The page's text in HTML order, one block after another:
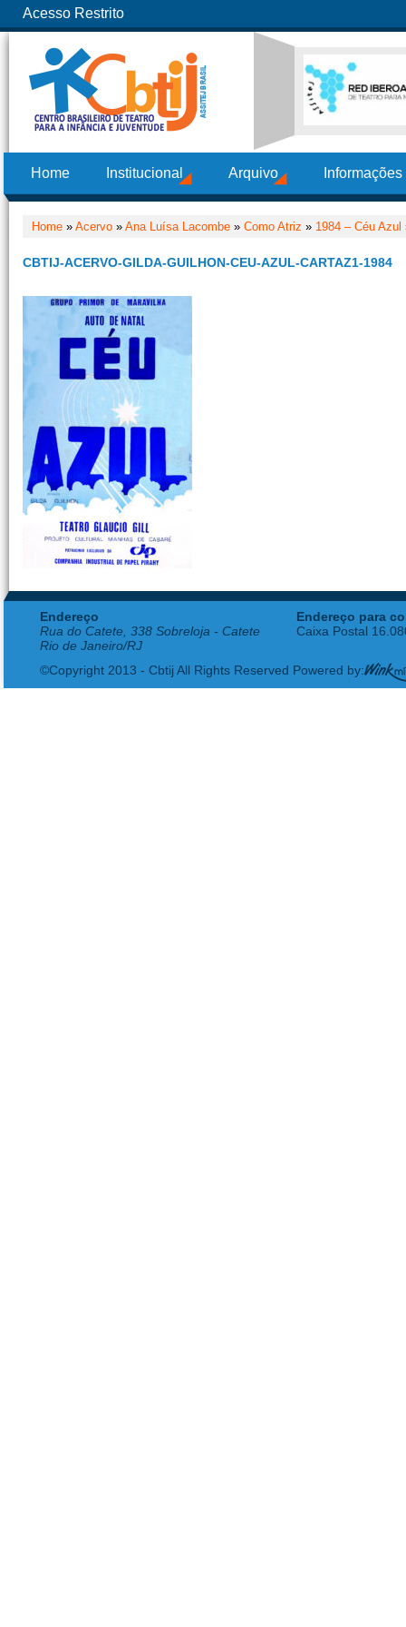
Acesso Restrito
Home Institucional Arquivo
Home » Acervo » Ana Luísa Lacombe » Como Atriz » 1984 – Céu Azul
CBTIJ-ACERVO-GILDA-GUILHON-CEU-AZUL-CARTAZ1-1984
Endereço
Rua do Catete, 338 Sobreloja - Catete
Rio de Janeiro/RJ
Endereço para
Caixa Postal
©Copyright 2013 - Cbtij All Rights Reserved Powered by: